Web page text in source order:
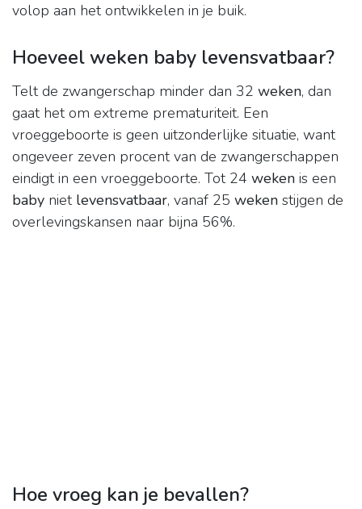
volop aan het ontwikkelen in je buik.
Hoeveel weken baby levensvatbaar?
Telt de zwangerschap minder dan 32 weken, dan
gaat het om extreme prematuriteit. Een
vroeggeboorte is geen uitzonderlijke situatie, want
ongeveer zeven procent van de zwangerschappen
eindigt in een vroeggeboorte. Tot 24 weken is een
baby niet levensvatbaar, vanaf 25 weken stijgen de
overlevingskansen naar bijna 56%.
Hoe vroeg kan je bevallen?